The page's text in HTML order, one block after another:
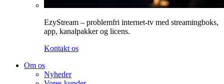
EzyStream – problemfri internet-tv med streamingboks,
app, kanalpakker og licens.
Kontakt os
Om os
Nyheder